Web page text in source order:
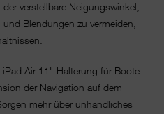
verstellbare Neigungswinkel,
Blendungen zu vermeiden,
Air 11"-Halterung für Boote
der Navigation auf dem
mehr über unhandliches